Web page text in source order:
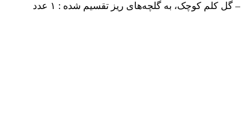
– گل کلم کوچک، به گلچه‌های ریز تقسیم شده : ۱ عدد